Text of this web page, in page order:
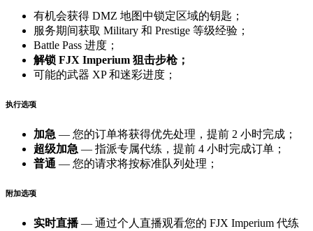
有机会获得 DMZ 地图中锁定区域的钥匙；
服务期间获取 Military 和 Prestige 等级经验；
Battle Pass 进度；
解锁 FJX Imperium 狙击步枪；
可能的武器 XP 和迷彩进度；
执行选项
加急 — 您的订单将获得优先处理，提前 2 小时完成；
超级加急 — 指派专属代练，提前 4 小时完成订单；
普通 — 您的请求将按标准队列处理；
附加选项
实时直播— 通过个人直播观看您的 FJX Imperium 代练